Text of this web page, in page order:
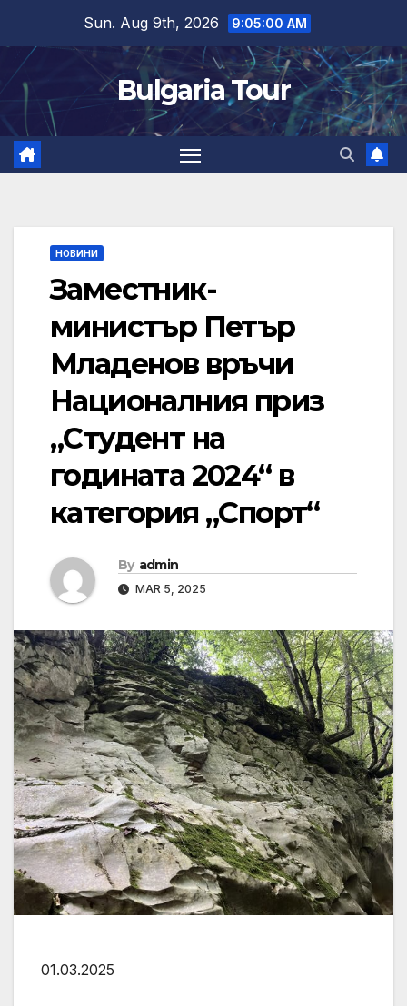
content
Sun. Aug 9th, 2026 9:05:01 AM
Bulgaria Tour
НОВИНИ
Заместник-
министър Петър
Младенов връчи
Националния приз
„Студент на
годината 2024“ в
категория „Спорт“
By admin
MAR 5, 2025
01.03.2025